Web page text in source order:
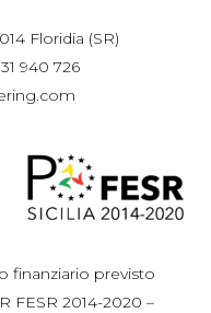
Floridia (SR)
940 726
finanziario previsto
FESR 2014-2020 –